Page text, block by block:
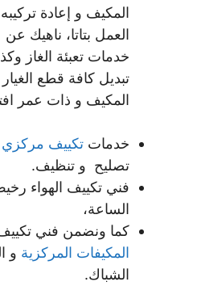
المكيف و إعادة
العمل بتاتا، ناهيك عن
خدمات تعبئة الغاز
تبديل كافة قطع
المكيف و ذات عمر
خدمات تكييف مركزي
تصليح و تنظيف.
فني تكييف الهواء
الساعة،
كما ونضمن فني تكييف
المكيفات المركزية و
الشباك.